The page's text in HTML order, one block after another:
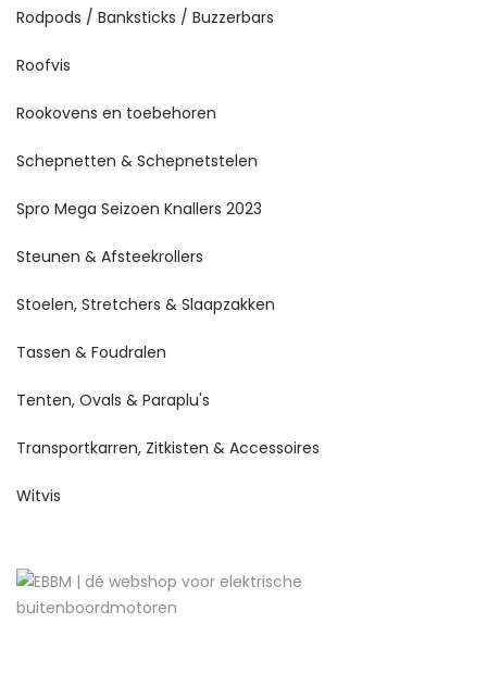
Rodpods / Banksticks / Buzzerbars
Roofvis
Rookovens en toebehoren
Schepnetten & Schepnetstelen
Spro Mega Seizoen Knallers 2023
Steunen & Afsteekrollers
Stoelen, Stretchers & Slaapzakken
Tassen & Foudralen
Tenten, Ovals & Paraplu's
Transportkarren, Zitkisten & Accessoires
Witvis